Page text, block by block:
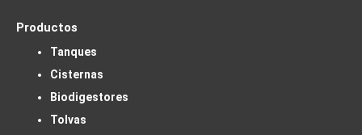
Productos
Tanques
Cisternas
Biodigestores
Tolvas